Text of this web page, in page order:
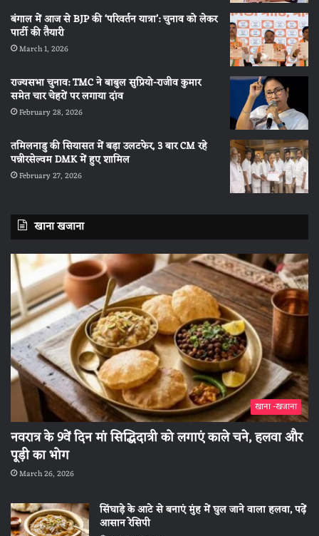
बंगाल में आज से BJP की ‘परिवर्तन यात्रा’: चुनाव को लेकर
पार्टी की तैयारी
March 1, 2026
राज्यसभा चुनाव: TMC ने बाबुल सुप्रियो-राजीव कुमार
समेत चार चेहरों पर लगाया दांव
February 28, 2026
तमिलनाडु की सियासत में बड़ा उलटफेर, 3 बार CM रहे
पन्नीरसेल्वम DMK में हुए शामिल
February 27, 2026
खाना खजाना
खाना -खजाना
नवरात्र के 9वें दिन मां सिद्धिदात्री को लगाएं काले चने, हलवा और
पूड़ी का भोग
March 26, 2026
सिंघाड़े के आटे से बनाएं मुंह में घुल जाने वाला हलवा, पढ़ें
आसान रेसिपी